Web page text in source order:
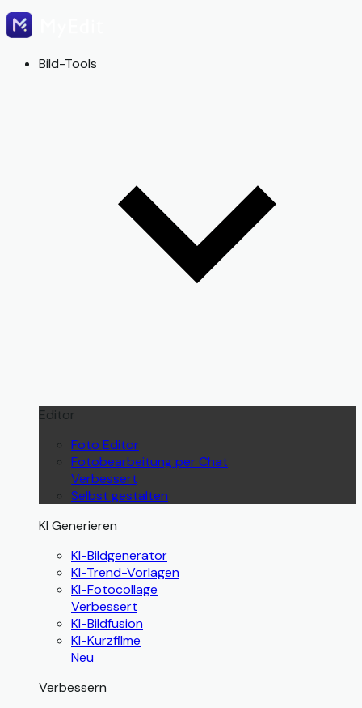
Bild-Tools
Editor
Foto Editor
Fotobearbeitung per Chat
Verbessert
Selbst gestalten
KI Generieren
KI-Bildgenerator
KI-Trend-Vorlagen
KI-Fotocollage
Verbessert
KI-Bildfusion
KI-Kurzfilme
Neu
Verbessern